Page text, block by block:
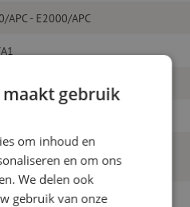
APC - E2000/APC
maakt gebruik
om inhoud en
en om ons
We delen ook
gebruik van onze